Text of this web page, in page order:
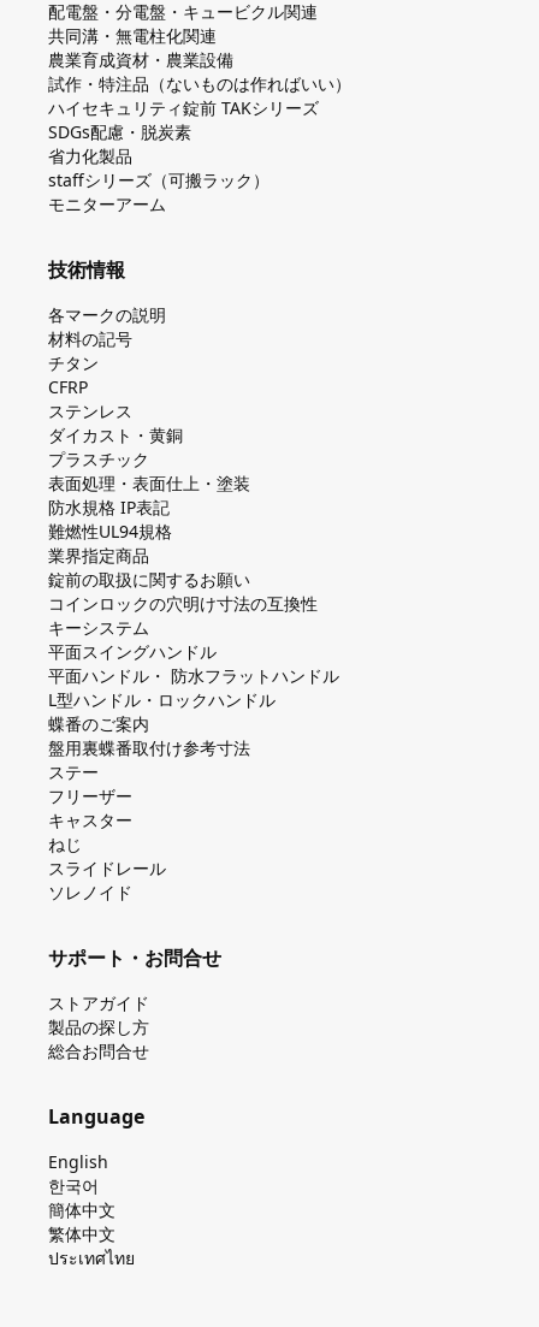
配電盤・分電盤・キュービクル関連
共同溝・無電柱化関連
農業育成資材・農業設備
試作・特注品（ないものは作ればいい）
ハイセキュリティ錠前 TAKシリーズ
SDGs配慮・脱炭素
省力化製品
staffシリーズ（可搬ラック）
モニターアーム
技術情報
各マークの説明
材料の記号
チタン
CFRP
ステンレス
ダイカスト・⻩銅
プラスチック
表面処理・表面仕上・塗装
防⽔規格 IP表記
難燃性UL94規格
業界指定商品
錠前の取扱に関するお願い
コインロックの⽳明け⼨法の互換性
キーシステム
平⾯スイングハンドル
平⾯ハンドル・ 防⽔フラットハンドル
L型ハンドル・ロックハンドル
蝶番のご案内
盤⽤裏蝶番取付け参考⼨法
ステー
フリーザー
キャスター
ねじ
スライドレール
ソレノイド
サポート・お問合せ
ストアガイド
製品の探し⽅
総合お問合せ
Language
English
한국어
簡体中文
繁体中文
ประเทศไทย